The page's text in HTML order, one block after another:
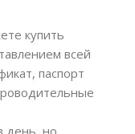
купить
всей
паспорт
день, но